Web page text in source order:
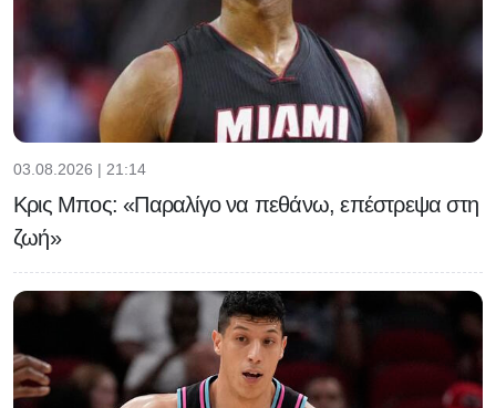
03.08.2026 | 21:14
Κρις Μπος: «Παραλίγο να πεθάνω, επέστρεψα στη
ζωή»